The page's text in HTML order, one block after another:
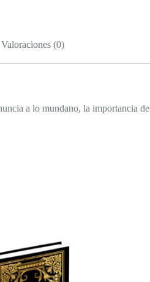
Valoraciones (0)
a lo mundano, la importancia